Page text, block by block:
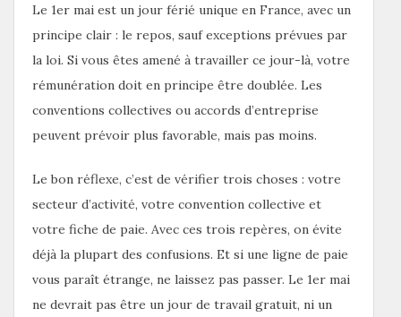
Le 1er mai est un jour férié unique en France, avec un
principe clair : le repos, sauf exceptions prévues par
la loi. Si vous êtes amené à travailler ce jour-là, votre
rémunération doit en principe être doublée. Les
conventions collectives ou accords d’entreprise
peuvent prévoir plus favorable, mais pas moins.
Le bon réflexe, c’est de vérifier trois choses : votre
secteur d’activité, votre convention collective et
votre fiche de paie. Avec ces trois repères, on évite
déjà la plupart des confusions. Et si une ligne de paie
vous paraît étrange, ne laissez pas passer. Le 1er mai
ne devrait pas être un jour de travail gratuit, ni un